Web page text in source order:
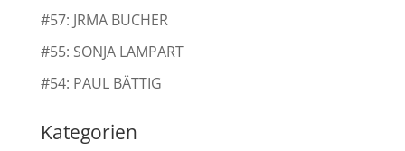
#57: JRMA BUCHER
#55: SONJA LAMPART
#54: PAUL BÄTTIG
Kategorien